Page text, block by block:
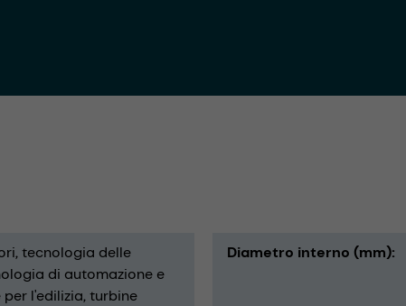
tecnologia delle
di automazione e
l'edilizia turbine
Diametro interno (mm)